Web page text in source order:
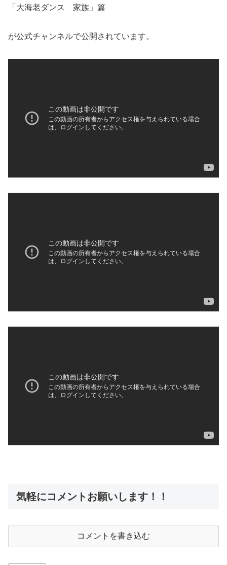
「大海老ダンス 家族」篇
が公式チャンネルで公開されています。
気軽にコメントお願いします！！
コメントを書き込む